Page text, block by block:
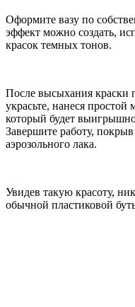
Оформите вазу по
эффект можно создать,
красок темных тонов.
После высыхания краски
украсьте, нанеся
который будет
Завершите работу,
аэрозольного лака.
Увидев такую красоту,
обычной пластиковой